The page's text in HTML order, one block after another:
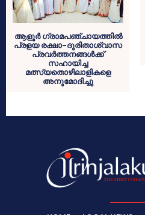
ആളൂര്‍ ഗ്രാമപഞ്ചായത്തില്‍
പ്രളയ രക്ഷാ-ദുരിതാശ്വാസ
പ്രവര്‍ത്തനങ്ങള്‍ക്ക്
സഹായിച്ച
മത്സ്യതൊഴിലാളികളെ
അനുമോദിച്ചു